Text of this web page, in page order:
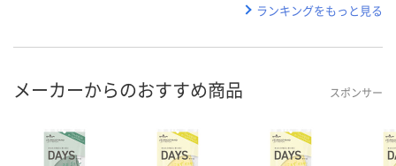
ランキングをもっと見る
メーカーからのおすすめ商品 スポンサー